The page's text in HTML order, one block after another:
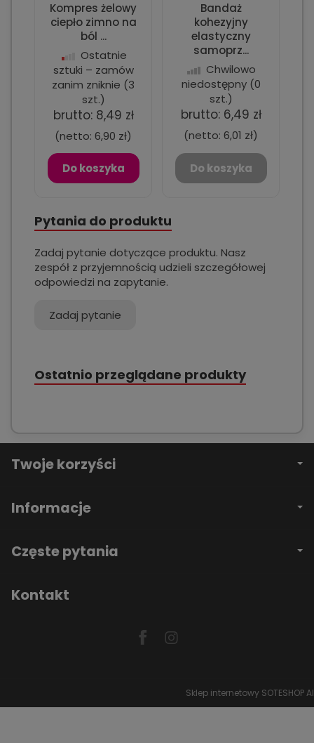
Kompres żelowy
ciepło zimno na
ból ...
Ostatnie
sztuki – zamów
zanim zniknie (3
szt.)
brutto: 8,49 zł
(netto: 6,90 zł)
Do koszyka
Bandaż
kohezyjny
elastyczny
samoprz...
Chwilowo
niedostępny(0
szt.)
brutto: 6,49 zł
(netto: 6,01 zł)
Do koszyka
Pytania do produktu
Zadaj pytanie dotyczące produktu. Nasz
zespół z przyjemnością udzieli szczegółowej
odpowiedzi na zapytanie.
Zadaj pytanie
Ostatnio przeglądane produkty
Twoje korzyści
Informacje
Częste pytania
Kontakt
Sklep internetowy SOTESHOP AI